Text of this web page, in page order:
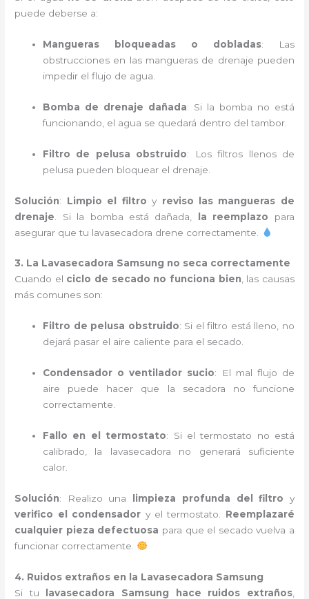
puede deberse a:
Mangueras bloqueadas o dobladas: Las
obstrucciones en las mangueras de drenaje pueden
impedir el flujo de agua.
Bomba de drenaje dañada: Si la bomba no está
funcionando, el agua se quedará dentro del tambor.
Filtro de pelusa obstruido: Los filtros llenos de
pelusa pueden bloquear el drenaje.
Solución: Limpio el filtro y reviso las mangueras de
drenaje . Si la bomba está dañada, la reemplazo para
asegurar que tu lavasecadora drene correctamente.
3. La Lavasecadora Samsung no seca correctamente
Cuando el ciclo de secado no funciona bien, las causas
más comunes son:
Filtro de pelusa obstruido: Si el filtro está lleno, no
dejará pasar el aire caliente para el secado.
Condensador o ventilador sucio: El mal flujo de
aire puede hacer que la secadora no funcione
correctamente.
Fallo en el termostato: Si el termostato no está
calibrado, la lavasecadora no generará suficiente
calor.
Solución: Realizo una limpieza profunda del filtro y
verifico el condensador y el termostato. Reemplazaré
cualquier pieza defectuosa para que el secado vuelva a
funcionar correctamente.
4. Ruidos extraños en la Lavasecadora Samsung
Si tu
lavasecadora Samsung hace ruidos extraños,